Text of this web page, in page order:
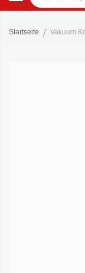
Startseite Vakuum